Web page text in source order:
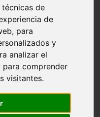
de
de
para
y
analizar el
comprender
visitantes.